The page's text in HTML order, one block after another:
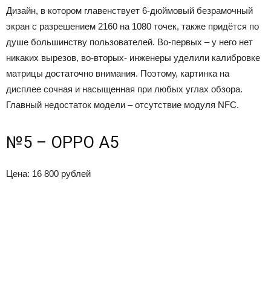
Дизайн, в котором главенствует 6-дюймовый безрамочный
экран с разрешением 2160 на 1080 точек, также придётся по
душе большинству пользователей. Во-первых – у него нет
никаких вырезов, во-вторых- инженеры уделили калибровке
матрицы достаточно внимания. Поэтому, картинка на
дисплее сочная и насыщенная при любых углах обзора.
Главный недостаток модели – отсутствие модуля NFC.
№5 – OPPO A5
Цена: 16 800 рублей